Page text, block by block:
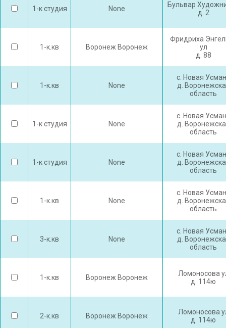
1-к студия None
Бульвар
д. 2
1-к.кв Воронеж Воронеж
Фридриха
ул
д. 88
1-к.кв None
с. Новая
д.
область
1-к студия None
с. Новая
д.
область
1-к студия None
с. Новая
д.
область
1-к.кв None
с. Новая
д.
область
3-к.кв None
с. Новая
д.
область
1-к.кв Воронеж Воронеж
Ломоносова
д. 114ю
2-к.кв Воронеж Воронеж
Ломоносова
д. 114ю